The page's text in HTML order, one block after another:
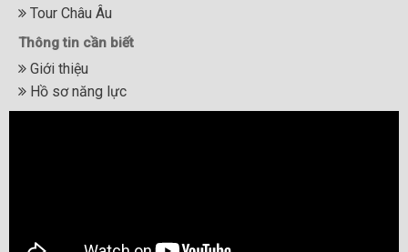
Tour Châu Âu
Thông tin cần biết
Giới thiệu
Hồ sơ năng lực